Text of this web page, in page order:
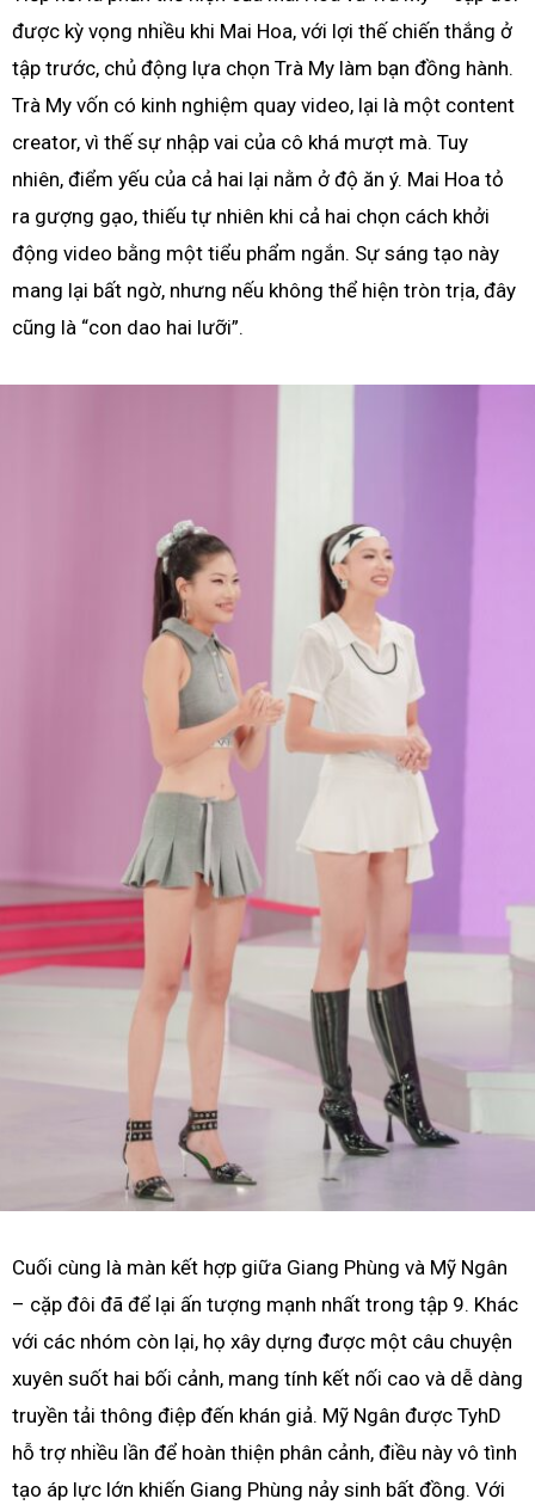
được kỳ vọng nhiều khi Mai Hoa, với lợi thế chiến thắng ở
tập trước, chủ động lựa chọn Trà My làm bạn đồng hành.
Trà My vốn có kinh nghiệm quay video, lại là một content
creator, vì thế sự nhập vai của cô khá mượt mà. Tuy
nhiên, điểm yếu của cả hai lại nằm ở độ ăn ý. Mai Hoa tỏ
ra gượng gạo, thiếu tự nhiên khi cả hai chọn cách khởi
động video bằng một tiểu phẩm ngắn. Sự sáng tạo này
mang lại bất ngờ, nhưng nếu không thể hiện tròn trịa, đây
cũng là “con dao hai lưỡi”.
Cuối cùng là màn kết hợp giữa Giang Phùng và Mỹ Ngân
– cặp đôi đã để lại ấn tượng mạnh nhất trong tập 9. Khác
với các nhóm còn lại, họ xây dựng được một câu chuyện
xuyên suốt hai bối cảnh, mang tính kết nối cao và dễ dàng
truyền tải thông điệp đến khán giả. Mỹ Ngân được TyhD
hỗ trợ nhiều lần để hoàn thiện phân cảnh, điều này vô tình
tạo áp lực lớn khiến Giang Phùng nảy sinh bất đồng. Với